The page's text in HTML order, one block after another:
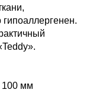
100 мм